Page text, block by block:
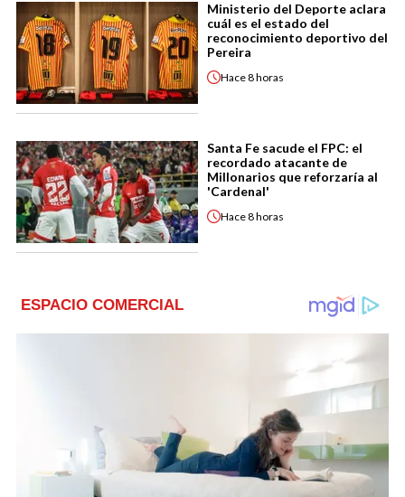
Ministerio del Deporte aclara
cuál es el estado del
reconocimiento deportivo del
Pereira
Hace8 horas
Santa Fe sacude el FPC: el
recordado atacante de
Millonarios que reforzaría al
'Cardenal'
Hace8 horas